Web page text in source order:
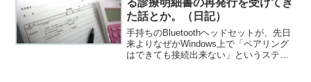
た話とか。（日記）
手持ちのBluetoothヘッドセットが、先日
来よりなぜかWindows上で「ペアリング
はできても接続出来ない」というステキ